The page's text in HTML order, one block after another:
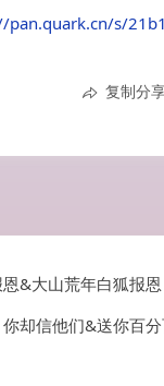
pan.quark.cn/s/
复制分
&大山荒年白狐报
&送你百分百报恩你却信他们（